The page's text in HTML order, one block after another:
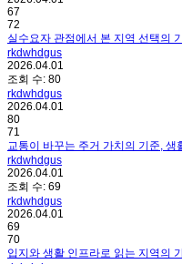
67
72
실수요자 관점에서 본 지역 선택의
rkdwhdgus
2026.04.01
조회 수: 80
rkdwhdgus
2026.04.01
80
71
교통이 바꾸는 주거 가치의 기준, 생
rkdwhdgus
2026.04.01
조회 수: 69
rkdwhdgus
2026.04.01
69
70
입지와 생활 인프라로 읽는 지역의